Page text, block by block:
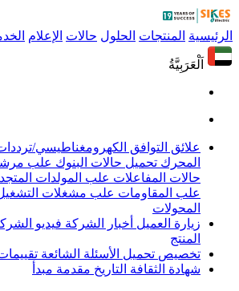
الرئيسية المنتجات الحلول حالات الإعلام
اَلْعَرَبِيَّةُ
علائق التوافق الكهرومغناطيسي/ترددات
المحرك تحميل حالات البنوك علب
حالات المفاعلات علب المولدات
علب المقاومات علب مشغلات التشغيل
المحولات
زيارة العميل أخبار الشركة فيديو
المنتج
تخصيص تحميل الأسئلة الشائعة
شهادة الثقافة التاريخ مقدمة مبدأ